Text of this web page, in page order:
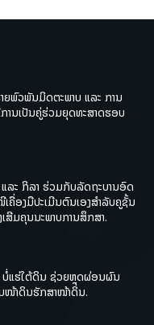
ຍພົວພັນມິດຕະພາບ ແລະ ການ
ານເປັນຄູ່ຮ່ວມຍຸດທະສາດຮອບ
ລະ ກິລາ ຮ່ວມກັບລັດຖະບານອົດ
ເຄື່ອງມືປະເມີນຕົນເອງສຳລັບຄູຊັ້ນ
ສີມຄຸນນະພາບການສຶກສາ.
ບໍ່ແຮ່ໃຕ້ດິນ ຊ່ວຍຫຼຸດຜ່ອນຜົນ
ໜ້າດິນຮັກສາໜ້າດິນ.